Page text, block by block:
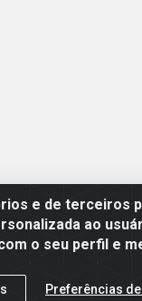
e de terceiros
ao
o seu perfil e
Preferências
- Rua João Miguel